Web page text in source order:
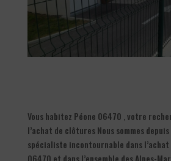
Vous habitez Péone 06470 , votre
l’achat de clôtures Nous sommes
spécialiste incontournable dans
06470 et dans l’ensemble des Alpes-